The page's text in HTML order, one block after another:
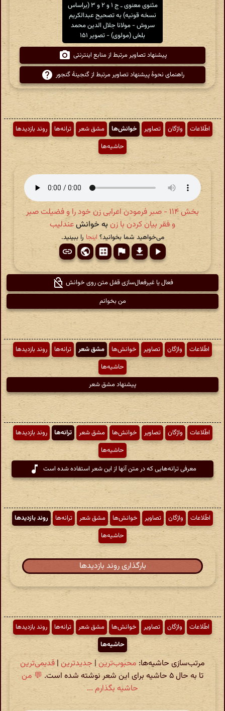
مثنوی معنوی ـ ج ۱ و ۲ و ۳ (براساس
نسخه قونیه) به تصحیح عبدالکریم
سروش - مولانا جلال الدین محمد
بلخی (مولوی) - تصویر ۱۵۱
پیشنهاد تصاویر مرتبط از منابع اینترنتی
راهنمای نحوهٔ پیشنهاد تصاویر مرتبط از گنجینهٔ گنجور
اطّلاعات واژگان تصاویر خوانش‌ها مشق شعر ترانه‌ها
روند بازدیدها
حاشیه‌ها
بخش ۱۱۴ - صبر فرمودن اعرابی زن خود را و فضیلت صبر
و فقر بیان کردن با زن به خوانشعندلیب
می‌خواهید شما بخوانید؟اینجا را ببینید.
فعال یا غیرفعال‌سازی قفل متن روی خوانش
من بخوانم
اطّلاعات واژگان تصاویر خوانش‌ها مشق شعر ترانه‌ها
روند بازدیدها
حاشیه‌ها
پیشنهاد مشق شعر
اطّلاعات واژگان تصاویر خوانش‌ها مشق شعر ترانه‌ها
روند بازدیدها
حاشیه‌ها
معرفی ترانه‌هایی که در متن آنها از این شعر استفاده شده است
اطّلاعات واژگان تصاویر خوانش‌ها مشق شعر ترانه‌ها
روند بازدیدها
حاشیه‌ها
بارگذاری روند بازدیدها
اطّلاعات واژگان تصاویر خوانش‌ها مشق شعر ترانه‌ها
روند بازدیدها
حاشیه‌ها
مرتب‌سازی حاشیه‌ها: محبوب‌ترین | جدیدترین | قدیمی‌ترین
تا به حال ۵ حاشیه برای این شعر نوشته شده است.
💬 من
حاشیه بگذارم ...